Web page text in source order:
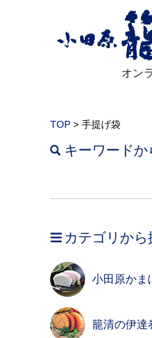
オン
キーワードか
カテゴリから
小田原かま
籠清の伊達
TOP > 手提げ袋